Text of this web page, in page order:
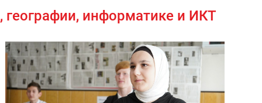
информатике и ИКТ